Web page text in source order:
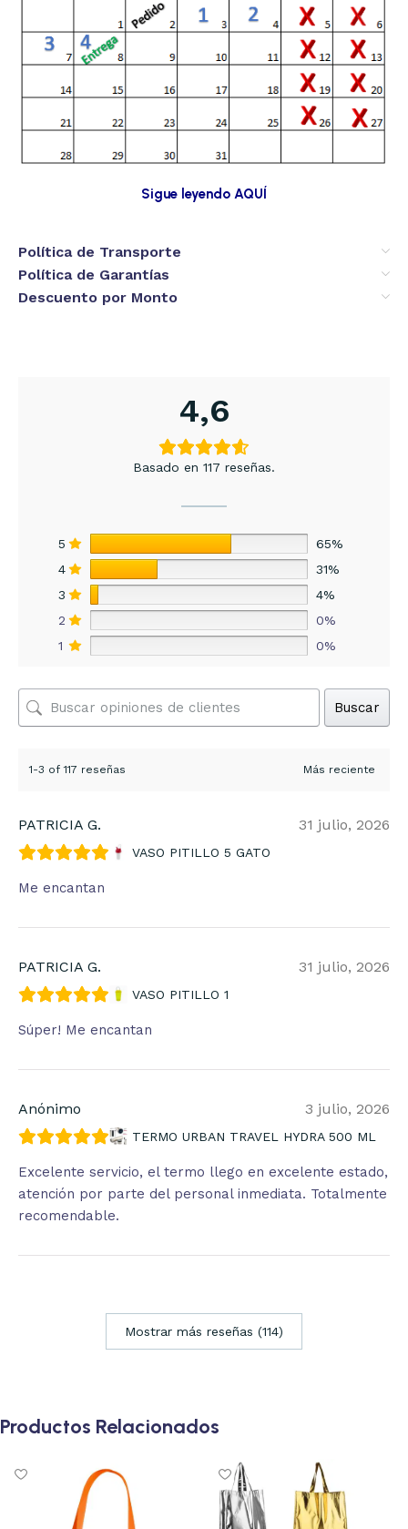
Sigue leyendo AQUÍ
Política de Transporte
Política de Garantías
Descuento por Monto
4,6
Basado en 117 reseñas.
5
65%
4
31%
3
4%
2
0%
1
0%
Buscar
1-3 of 117 reseñas
PATRICIA G. 31 julio, 2026
VASO PITILLO 5 GATO
Me encantan
PATRICIA G. 31 julio, 2026
VASO PITILLO 1
Súper! Me encantan
Anónimo 3 julio, 2026
TERMO URBAN TRAVEL HYDRA 500 ML
Excelente servicio, el termo llego en excelente estado,
atención por parte del personal inmediata. Totalmente
recomendable.
Mostrar más reseñas (114)
Productos Relacionados